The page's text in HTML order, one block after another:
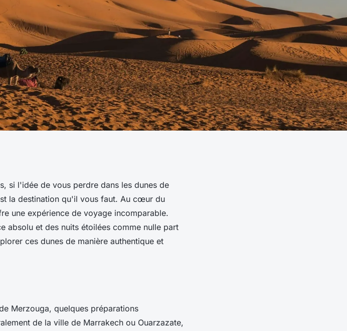
désert
si l'idée de vous perdre dans les dunes de
la destination qu'il vous faut. Au cœur du
une expérience de voyage incomparable.
absolu et des nuits étoilées comme nulle part
ces dunes de manière authentique et
Merzouga, quelques préparations
de la ville de Marrakech ou Ouarzazate,